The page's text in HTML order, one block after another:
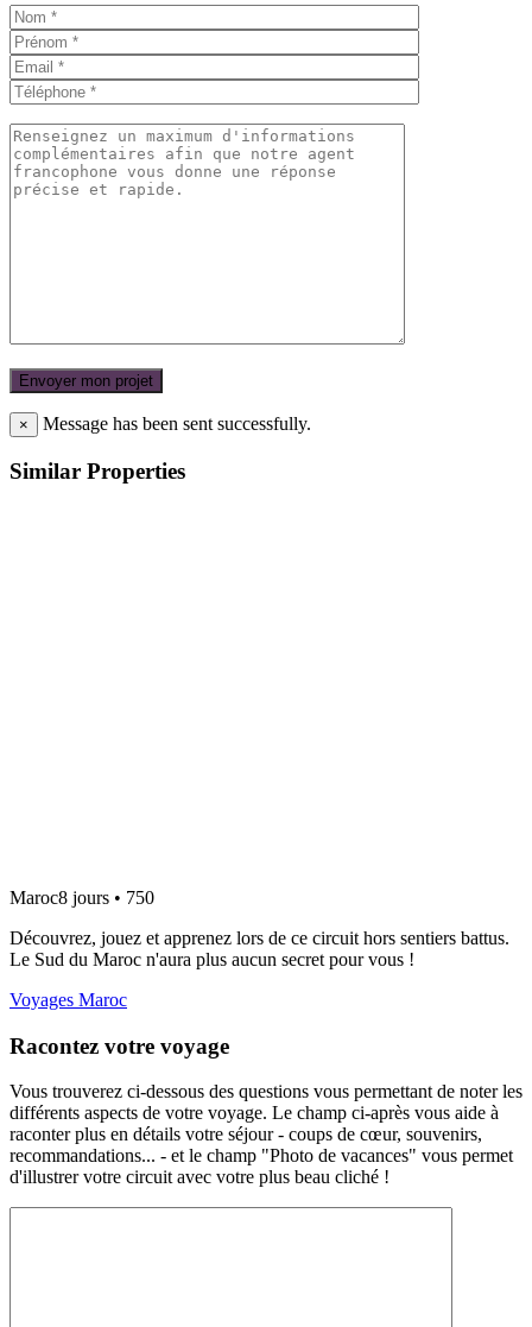
× Message has been sent successfully.
Similar Properties
Maroc8 jours • 750
Découvrez, jouez et apprenez lors de ce circuit hors sentiers battus.
Le Sud du Maroc n'aura plus aucun secret pour vous !
Voyages Maroc
Racontez votre voyage
Vous trouverez ci-dessous des questions vous permettant de noter les
différents aspects de votre voyage. Le champ ci-après vous aide à
raconter plus en détails votre séjour - coups de cœur, souvenirs,
recommandations... - et le champ "Photo de vacances" vous permet
d'illustrer votre circuit avec votre plus beau cliché !